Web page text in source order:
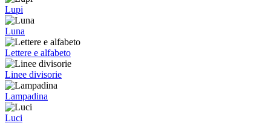
Lupi
Luna
Lettere e alfabeto
Linee divisorie
Lampadina
Luci